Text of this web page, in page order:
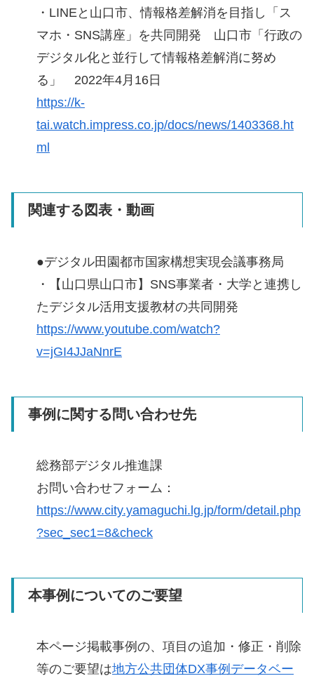
・LINEと山口市、情報格差解消を目指し「ス
マホ・SNS講座」を共同開発 山口市「行政の
デジタル化と並行して情報格差解消に努め
る」 2022年4月16日
https://k-
tai.watch.impress.co.jp/docs/news/1403368.ht
ml
関連する図表・動画
●デジタル田園都市国家構想実現会議事務局
・【山口県山口市】SNS事業者・大学と連携し
たデジタル活用支援教材の共同開発
https://www.youtube.com/watch?
v=jGI4JJaNnrE
事例に関する問い合わせ先
総務部デジタル推進課
お問い合わせフォーム：
https://www.city.yamaguchi.lg.jp/form/detail.php
?sec_sec1=8&check
本事例についてのご要望
本ページ掲載事例の、項目の追加・修正・削除
等のご要望は地方公共団体DX事例データベー